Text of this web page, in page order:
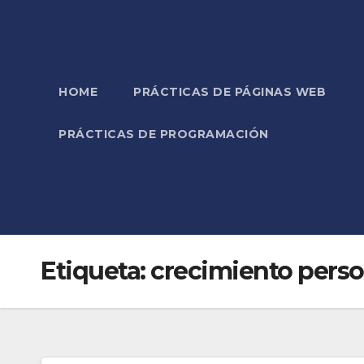
HOME PRÁCTICAS DE PÁGINAS WEB
PRÁCTICAS DE PROGRAMACIÓN
Etiqueta:crecimiento